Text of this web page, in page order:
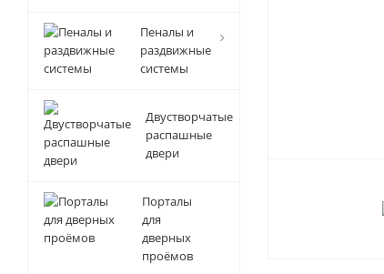
Пеналы и
раздвижные
системы
Двустворчатые
распашные
двери
Порталы
для
дверных
проёмов